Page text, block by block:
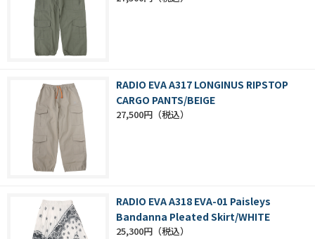
RADIO EVA A317 LONGINUS RIPSTOP
CARGO PANTS/BEIGE
27,500円
RADIO EVA A318 EVA-01 Paisleys
Bandanna Pleated Skirt/WHITE
25,300円